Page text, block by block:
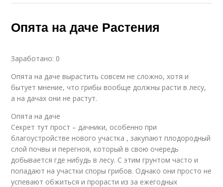
Опята на даче Растения
Заработано: 0
Опята на даче вырастить совсем не сложно, хотя и
бытует мнение, что грибы вообще должны расти в лесу,
а на дачах они не растут.
Опята на даче
Секрет тут прост – дачники, особенно при
благоустройстве нового участка , закупают плодородный
слой почвы и перегноя, который в свою очередь
добывается где нибудь в лесу. С этим грунтом часто и
попадают на участки споры грибов. Однако они просто не
успевают обжиться и прорасти из за ежегодных